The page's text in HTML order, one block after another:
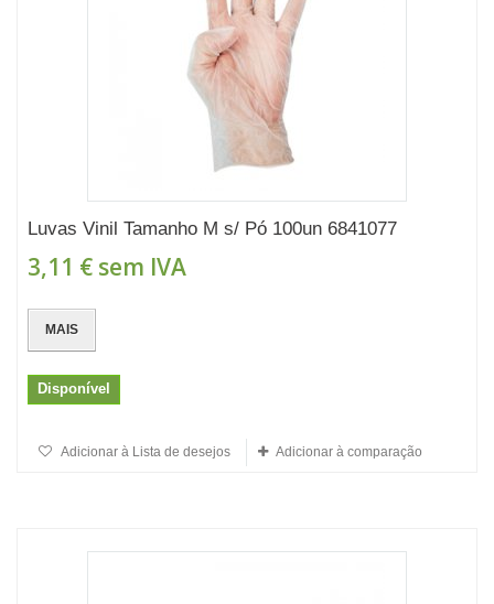
Luvas Vinil Tamanho M s/ Pó 100un 6841077
3,11 € sem IVA
MAIS
Disponível
Adicionar à Lista de desejos Adicionar à comparação